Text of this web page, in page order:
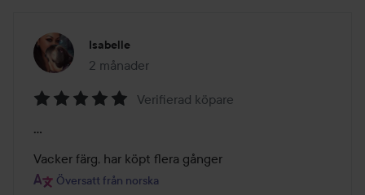
Isabelle
2 månader
Inlägget skapades 2 månader
5
av
5
Verifierad köpare
...
Vacker färg, har köpt flera gånger
Översatt från norska